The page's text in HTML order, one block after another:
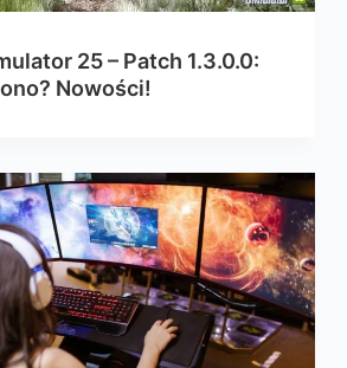
25 – Patch 1.3.0.0:
Nowości!